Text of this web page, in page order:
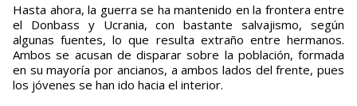
Hasta ahora, la guerra se ha mantenido en la frontera entre
el Donbass y Ucrania, con bastante salvajismo, según
algunas fuentes, lo que resulta extraño entre hermanos.
Ambos se acusan de disparar sobre la población, formada
en su mayoría por ancianos, a ambos lados del frente, pues
los jóvenes se han ido hacia el interior.